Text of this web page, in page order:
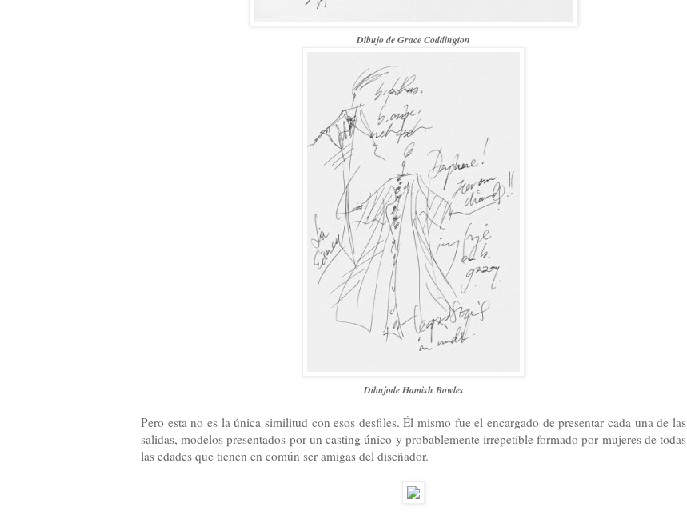
Dibujo de Grace Coddington
Dibujode Hamish Bowles
Pero esta no es la única similitud con esos desfiles. Él mismo fue el encargado de presentar cada una de las
salidas, modelos presentados por un casting único y probablemente irrepetible formado por mujeres de todas
las edades que tienen en común ser amigas del diseñador.